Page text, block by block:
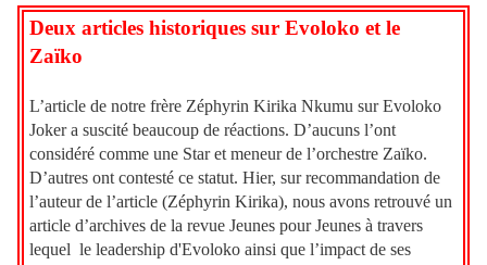
Deux articles historiques sur Evoloko et le
Zaïko
L’article de notre frère Zéphyrin Kirika Nkumu sur Evoloko
Joker a suscité beaucoup de réactions. D’aucuns l’ont
considéré comme une Star et meneur de l’orchestre Zaïko.
D’autres ont contesté ce statut. Hier, sur recommandation de
l’auteur de l’article (Zéphyrin Kirika), nous avons retrouvé un
article d’archives de la revue Jeunes pour Jeunes à travers
lequel le leadership d'Evoloko ainsi que l’impact de ses